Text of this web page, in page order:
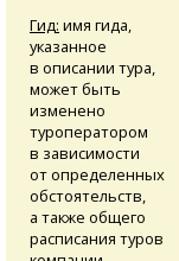
Гид: имя гида,
указанное
в описании тура,
может быть
изменено
туроператором
в зависимости
от определенных
обстоятельств,
а также общего
расписания туров